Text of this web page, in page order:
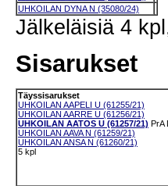
UHKOILAN DYNA N (35080/24)
Jälkeläisiä 4
Sisarukset
Täyssisarukset
UHKOILAN AAPELI U (61255/21)
UHKOILAN AARRE U (61256/21)
UHKOILAN AATOS U (61257/21) PrA
UHKOILAN AAVA N (61259/21)
UHKOILAN ANSA N (61260/21)
5 kpl